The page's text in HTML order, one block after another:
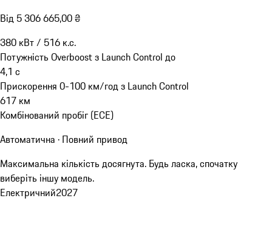
Від 5 306 665,00 ₴
380 кВт/ 516 к.с.
Потужність Overboost з Launch Control до
4,1 с
Прискорення 0-100 км/год з Launch Control
617 км
Комбінований пробіг (ECE)
Автоматична · Повний привод
Максимальна кількість досягнута. Будь ласка, спочатку
виберіть іншу модель.
Електричний2027